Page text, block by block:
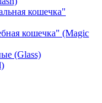
кошечка"
кошечка" (Magic
(Glass)